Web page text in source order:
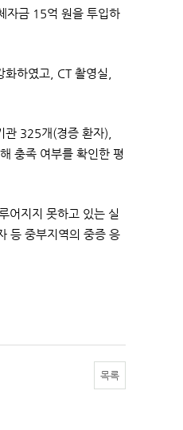
자금 15억 원을 투입하
하였고, CT 촬영실,
관 325개(경증 환자),
충족 여부를 확인한 평
어지지 못하고 있는 실
등 중부지역의 중증 응
목록